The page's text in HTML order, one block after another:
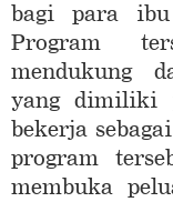
bagi para
Program
mendukung
yang dimiliki
bekerja
program
membuka